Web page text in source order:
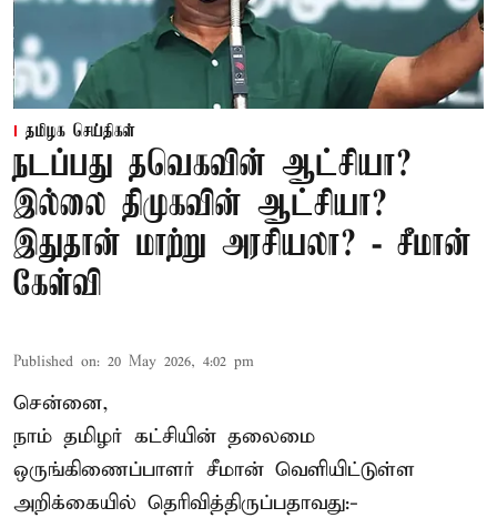
தமிழக செய்திகள்
நடப்பது தவெகவின் ஆட்சியா?
இல்லை திமுகவின் ஆட்சியா?
இதுதான் மாற்று அரசியலா? - சீமான்
கேள்வி
Published on: 20 May 2026, 4:02 pm
சென்னை,
நாம் தமிழர் கட்சியின் தலைமை
ஒருங்கிணைப்பாளர் சீமான் வெளியிட்டுள்ள
அறிக்கையில் தெரிவித்திருப்பதாவது:-